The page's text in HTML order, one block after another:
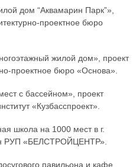
дом “Аквамарин Парк”»,
проектное бюро
жилой дом», проект
проектное бюро «Основа».
с бассейном», проект
«Кузбасспроект».
школа на 1000 мест в г.
РУП «БЕЛСТРОЙЦЕНТР».
павильона и кафе